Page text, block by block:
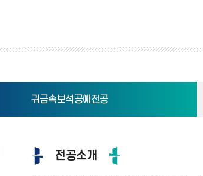
귀금속보석공예전공
전공소개